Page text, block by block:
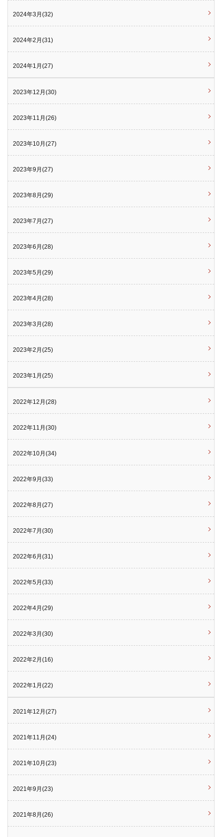
2024年3月(32)
2024年2月(31)
2024年1月(27)
2023年12月(30)
2023年11月(26)
2023年10月(27)
2023年9月(27)
2023年8月(29)
2023年7月(27)
2023年6月(28)
2023年5月(29)
2023年4月(28)
2023年3月(28)
2023年2月(25)
2023年1月(25)
2022年12月(28)
2022年11月(30)
2022年10月(34)
2022年9月(33)
2022年8月(27)
2022年7月(30)
2022年6月(31)
2022年5月(33)
2022年4月(29)
2022年3月(30)
2022年2月(16)
2022年1月(22)
2021年12月(27)
2021年11月(24)
2021年10月(23)
2021年9月(23)
2021年8月(26)